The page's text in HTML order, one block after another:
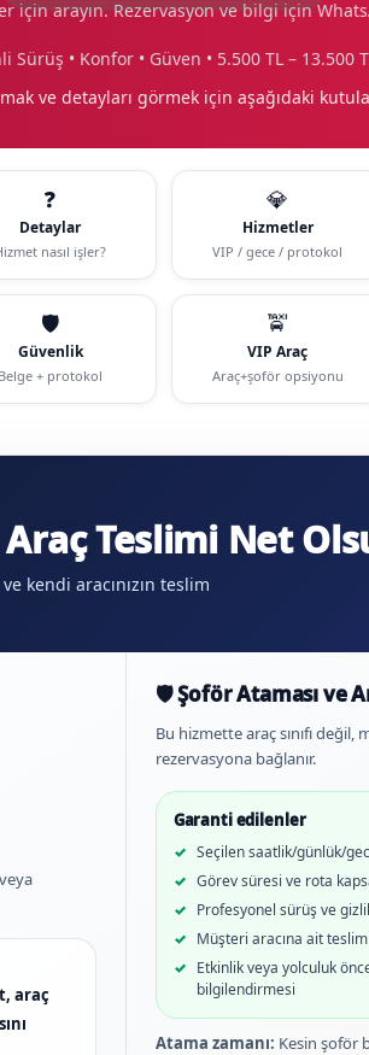
için arayın. Rezervasyon ve bilgi için
Sürüş • Konfor • Güven • 5.500 TL – 13.500
ve detayları görmek için aşağıdaki
❓
Detaylar
nasıl işler?
💎
Hizmetler
VIP / gece / protokol
🛡️
Güvenlik
Belge + protokol
🚖
VIP Araç
Araç+şoför opsiyonu
Teslimi Net
kendi aracınızın teslim
araç
🛡️ Şoför Ataması ve
Bu hizmette araç sınıfı
rezervasyona bağlanır.
Garanti edilenler
Seçilen saatlik/günlük/
Görev süresi ve rota
Profesyonel sürüş ve
Müşteri aracına ait teslim
Etkinlik veya yolculuk
bilgilendirmesi
Atama zamanı: Kesin şoför